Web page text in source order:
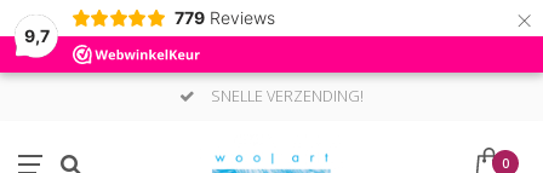
9,7
779 Reviews ×
SNELLE VERZENDING!
0